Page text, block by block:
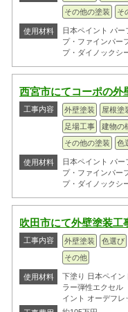
その他の塗装
そ
使用材料
日本ペイント パー
プ・ファインパー
プ・ダイノックシ
西宮市にてコーポの外
工事内容 外壁塗装 屋根塗
足場工事
建物の
その他の塗装
色
使用材料
日本ペイント パー
プ・ファインパー
プ・ダイノックシ
吹田市にて外壁塗装工
工事内容 外壁塗装 色選び
その他
使用材料
下塗り 日本ペイン
ラー弾性エクセ
イント オーデフ